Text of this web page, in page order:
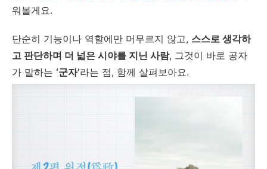
워볼게요.
단순히 기능이나 역할에만 머무르지 않고, 스스로 생각하
고 판단하며 더 넓은 시야를 지닌 사람, 그것이 바로 공자
가 말하는 ‘군자’라는 점, 함께 살펴보아요.